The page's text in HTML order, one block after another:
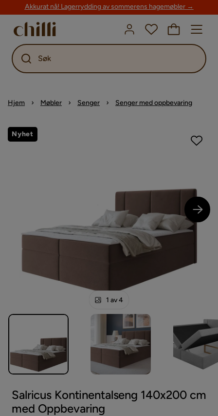
Akkurat nå! Lagerrydding av sommerens hagemøbler →
Søk
Hjem Møbler Senger Senger med oppbevaring
Nyhet
1 av 4
Salricus Kontinentalseng 140x200 cm
med Oppbevaring